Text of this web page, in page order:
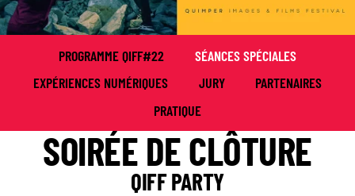
PROGRAMME QIFF#22
SÉANCES SPÉCIALES
EXPÉRIENCES NUMÉRIQUES
JURY
PARTENAIRES
PRATIQUE
SOIRÉE DE CLÔTURE
QIFF PARTY